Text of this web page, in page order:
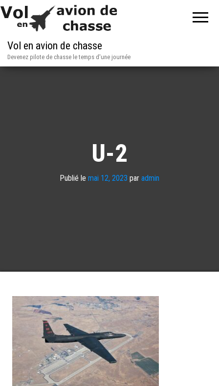
Vol en avion de chasse
Devenez pilote de chasse le temps d'une journée
U-2
Publié le mai 12, 2023 par admin